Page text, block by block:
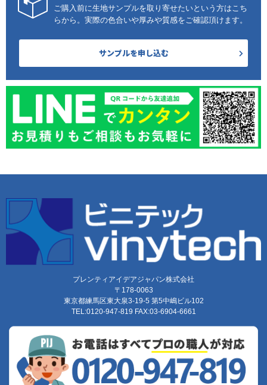
ご購入前に生地サンプルを取り寄せたいという方はこち
らから。実際の色合いや厚みや質感をご確認頂けます。
サンプルを申し込む
プレンティアイデアジャパン株式会社
〒178-0063
東京都練馬区東大泉3-19-5 第5中嶋ビル102
TEL:0120-947-819 FAX:03-6904-6661